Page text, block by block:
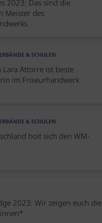
2023: Das sind die
Meister des
& SCHULEN
Lara Attorre ist beste
im Friseurhandwerk
& SCHULEN
holt sich den WM-
2023: Wir zeigen euch die